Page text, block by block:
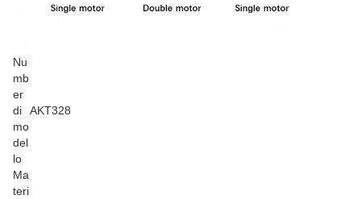
Nu
mb
er
di
mo
del
lo
AKT328
Ma
teri